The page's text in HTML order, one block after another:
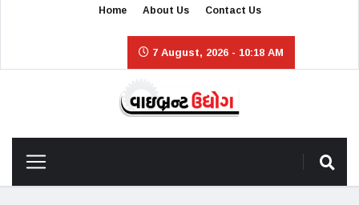
Home About Us Contact Us
7 August, 2026 - 10:18 AM